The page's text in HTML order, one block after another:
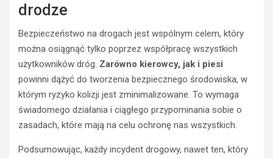
drodze
Bezpieczeństwo na drogach jest wspólnym celem, który
można osiągnąć tylko poprzez współpracę wszystkich
użytkowników dróg. Zarówno kierowcy, jak i piesi
powinni dążyć do tworzenia bezpiecznego środowiska, w
którym ryzyko kolizji jest zminimalizowane. To wymaga
świadomego działania i ciągłego przypominania sobie o
zasadach, które mają na celu ochronę nas wszystkich.
Podsumowując, każdy incydent drogowy, nawet ten, który
y
k
e
o
w
a
s
e
z
e
ź
w
k
e